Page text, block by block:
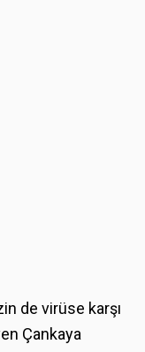
de virüse karşı
Çankaya